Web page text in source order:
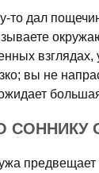
то дал
вы не
СОННИКУ